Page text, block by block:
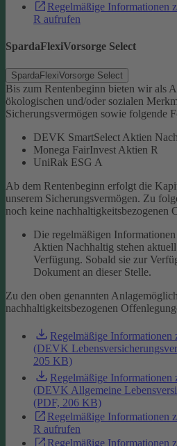
Regelmäßige Informationen
R aufrufen
SpardaFlexiVorsorge Select
SpardaFlexiVorsorge Select
Bis zum Rentenbeginn bieten wir als
ökologischen und/oder sozialen
Sicherungsvermögen sowie folgende
DEVK SmartSelect Aktien
Monega FairInvest Aktien R
UniRak ESG A
Ab dem Rentenbeginn erfolgt die
unserem Sicherungsvermögen. Zu
noch keine nachhaltigkeitsbezogenen
Die regelmäßigen
Aktien Nachhaltig stehen
Verfügung. Sobald sie zur
Dokument an dieser Stelle.
Zu den oben genannten
nachhaltigkeitsbezogenen
Regelmäßige Informationen
(DEVK
205 KB)
Regelmäßige Informationen
(DEVK Allgemeine
(PDF, 206 KB)
Regelmäßige Informationen
R aufrufen
Regelmäßige Informationen